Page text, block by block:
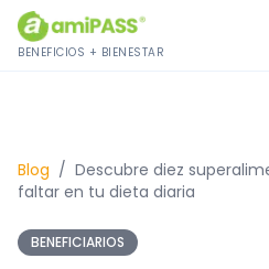
Saltar al contenido
BENEFICIOS + BIENESTAR
Blog / Descubre diez
faltar en tu dieta diaria
BENEFICIARIOS